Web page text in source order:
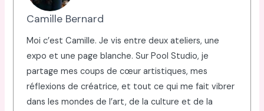
Camille Bernard
Moi c’est Camille. Je vis entre deux ateliers, une
expo et une page blanche. Sur Pool Studio, je
partage mes coups de cœur artistiques, mes
réflexions de créatrice, et tout ce qui me fait vibrer
dans les mondes de l’art, de la culture et de la